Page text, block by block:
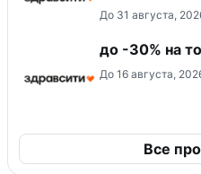
До 31 августа,
до -30% на
До 16 августа,
Все